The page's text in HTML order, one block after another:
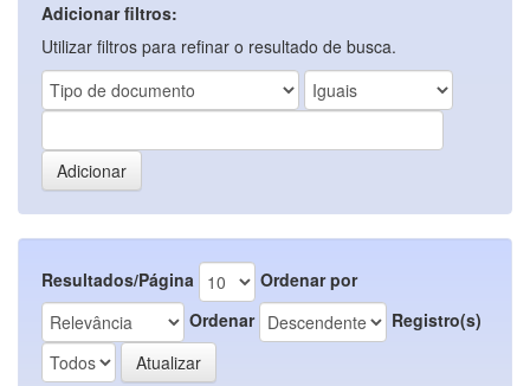
Adicionar filtros:
Utilizar filtros para refinar o resultado de busca.
Resultados/Página
Ordenar por
Ordenar
Registro(s)